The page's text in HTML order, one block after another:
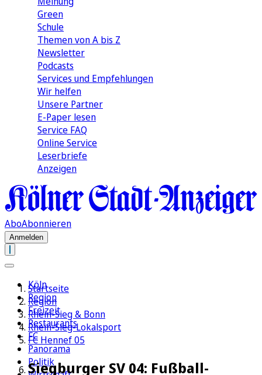
Green
Schule
Themen von A bis Z
Newsletter
Podcasts
Services und Empfehlungen
Wir helfen
Unsere Partner
E-Paper lesen
Service FAQ
Online Service
Leserbriefe
Anzeigen
AboAbonnieren
Anmelden
Köln
Region
Freizeit
Restaurants
FC
Panorama
Politik
Startseite
Region
Rhein-Sieg & Bonn
Rhein-Sieg-Lokalsport
FC Hennef 05
Siegburger SV 04: Fußball-